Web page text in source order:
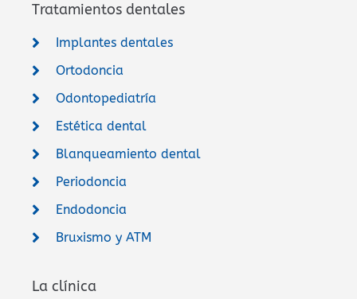
Tratamientos dentales
Implantes dentales
Ortodoncia
Odontopediatría
Estética dental
Blanqueamiento dental
Periodoncia
Endodoncia
Bruxismo y ATM
La clínica